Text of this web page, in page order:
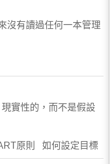
沒有讀過任何一本管理
實性的，而不是假設
原則 如何設定目標